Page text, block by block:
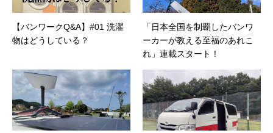
【バンワークQ&A】#01 洗濯
物はどうしている？
「日本全国を制覇したバンワ
ーカーが教える至福のあれこ
れ」連載スタート！